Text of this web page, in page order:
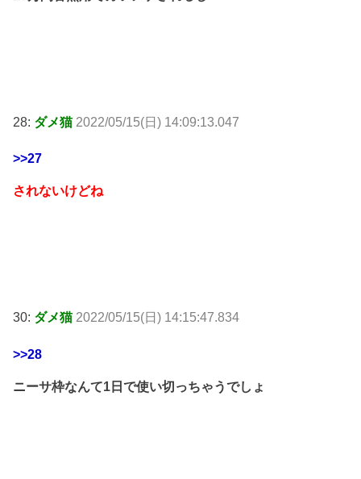
28: ダメ猫 2022/05/15(日) 14:09:13.047
>>27
されないけどね
30: ダメ猫 2022/05/15(日) 14:15:47.834
>>28
ニーサ枠なんて1日で使い切っちゃうでしょ